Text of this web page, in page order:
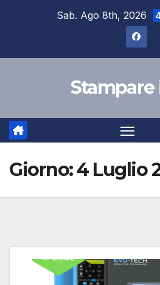
Sab. Ago 8th, 2026
Stampare
Giorno:4 Luglio